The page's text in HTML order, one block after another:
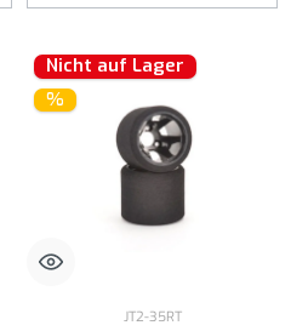
Nicht auf Lager
%
JT2-35RT